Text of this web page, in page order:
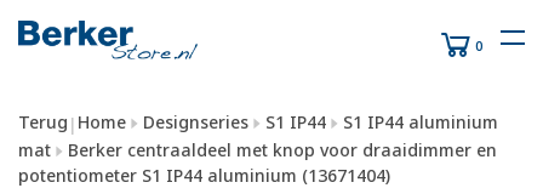
0
Terug | Home Designseries S1 IP44
S1 IP44 aluminium
mat
Berker centraaldeel met knop voor draaidimmer en
potentiometer S1 IP44 aluminium (13671404)